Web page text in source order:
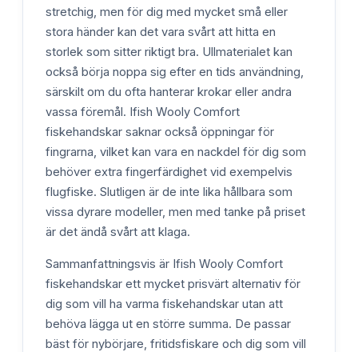
stretchig, men för dig med mycket små eller
stora händer kan det vara svårt att hitta en
storlek som sitter riktigt bra. Ullmaterialet kan
också börja noppa sig efter en tids användning,
särskilt om du ofta hanterar krokar eller andra
vassa föremål. Ifish Wooly Comfort
fiskehandskar saknar också öppningar för
fingrarna, vilket kan vara en nackdel för dig som
behöver extra fingerfärdighet vid exempelvis
flugfiske. Slutligen är de inte lika hållbara som
vissa dyrare modeller, men med tanke på priset
är det ändå svårt att klaga.
Sammanfattningsvis är Ifish Wooly Comfort
fiskehandskar ett mycket prisvärt alternativ för
dig som vill ha varma fiskehandskar utan att
behöva lägga ut en större summa. De passar
bäst för nybörjare, fritidsfiskare och dig som vill